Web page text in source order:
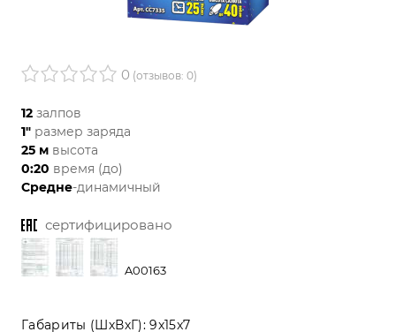
0 (отзывов: 0)
12 залпов
1" размер заряда
25 м высота
0:20 время (до)
Средне-динамичный
сертифицировано
A00163
Габариты (ШхВхГ):9x15x7